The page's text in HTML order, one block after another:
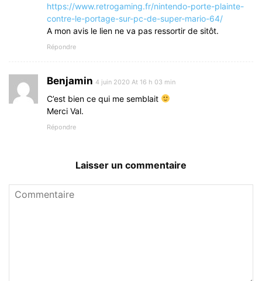
https://www.retrogaming.fr/nintendo-porte-plainte-
contre-le-portage-sur-pc-de-super-mario-64/
A mon avis le lien ne va pas ressortir de sitôt.
Répondre
Benjamin 4 juin 2020 At 16 h 03 min
C’est bien ce qui me semblait
Merci Val.
Répondre
Laisser un commentaire